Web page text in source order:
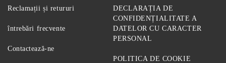
Reclamații și retururi
întrebări frecvente
Contactează-ne
DECLARAȚIA DE
CONFIDENȚIALITATE A
DATELOR CU CARACTER
PERSONAL
POLITICA DE COOKIE